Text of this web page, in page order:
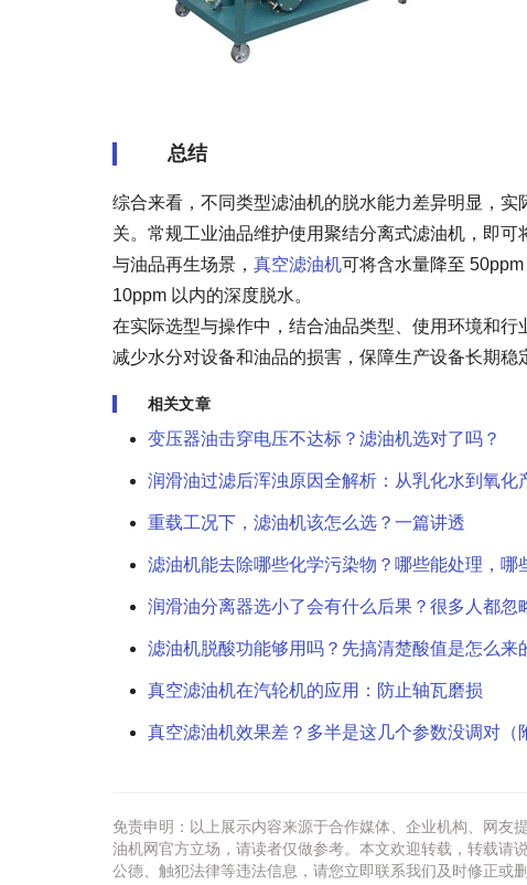
总结
综合来看，不同类型滤油机的脱水能力差异明显，
关。常规工业油品维护使用聚结分离式滤油机，即
与油品再生场景， 真空滤油机可将含水量降至
10ppm 以内的深度脱水。
在实际选型与操作中，结合油品类型、使用环境和
减少水分对设备和油品的损害，保障生产设备长期稳
相关文章
变压器油击穿电压不达标？滤油机选对了吗？
润滑油过滤后浑浊原因全解析：从乳化水到氧化
重载工况下，滤油机该怎么选？一篇讲透
滤油机能去除哪些化学污染物？哪些能处理，哪
润滑油分离器选小了会有什么后果？很多人都忽
滤油机脱酸功能够用吗？先搞清楚酸值是怎么来
真空滤油机在汽轮机的应用：防止轴瓦磨损
真空滤油机效果差？多半是这几个参数没调对（
免责申明：以上展示内容来源于合作媒体、企业机构、网友
油机网官方立场，请读者仅做参考。本文欢迎转载，转载请
公德、触犯法律等违法信息，请您立即联系我们及时修正或删